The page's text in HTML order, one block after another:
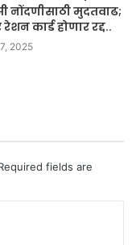
नोंदणीसाठी मुदतवाढ;
कार्ड होणार रद्द..
2025
fields are